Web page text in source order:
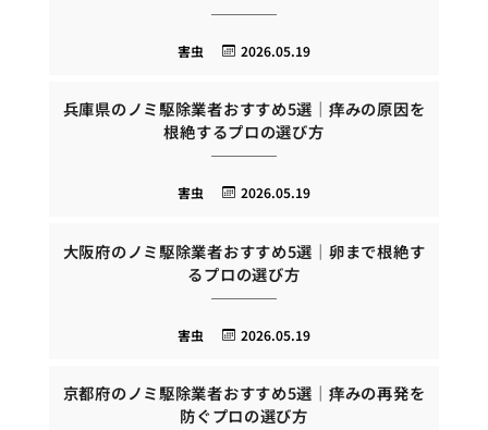
2026.05.19
害虫
兵庫県のノミ駆除業者おすすめ5選｜痒みの原因を
根絶するプロの選び方
2026.05.19
害虫
大阪府のノミ駆除業者おすすめ5選｜卵まで根絶す
るプロの選び方
2026.05.19
害虫
京都府のノミ駆除業者おすすめ5選｜痒みの再発を
防ぐプロの選び方